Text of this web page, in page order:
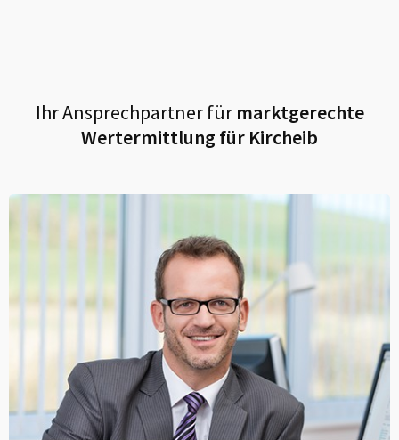
Ihr Ansprechpartner fürmarktgerechte
Wertermittlung für Kircheib